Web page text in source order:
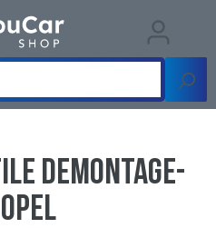
Demontage-